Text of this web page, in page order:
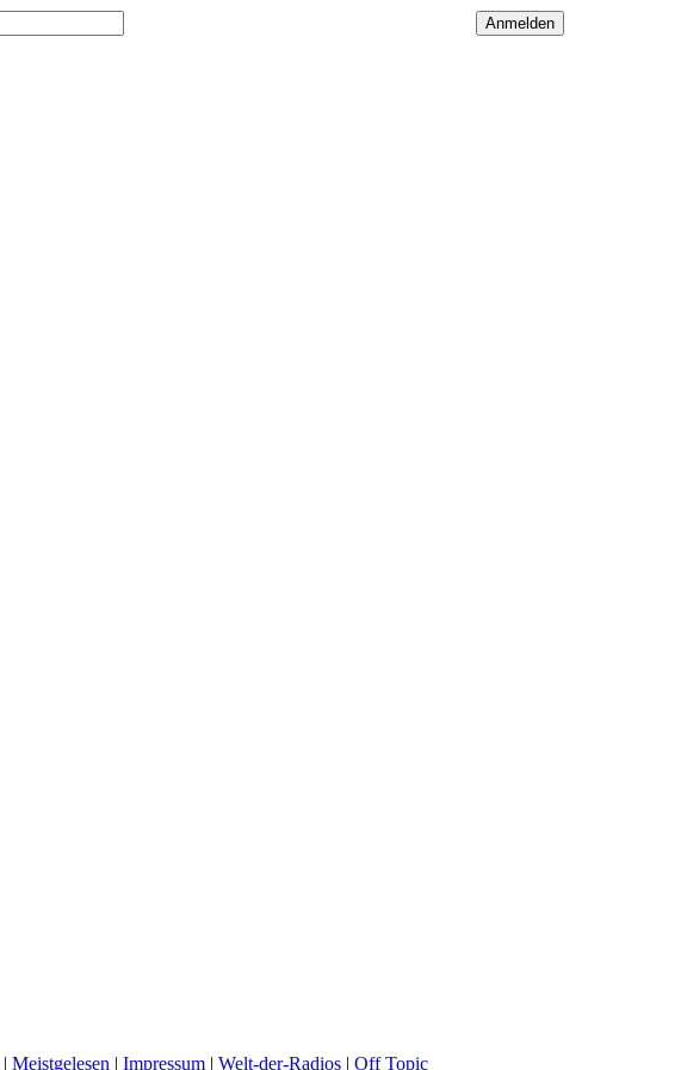
| Meistgelesen | Impressum | Welt-der-Radios | Off Topic